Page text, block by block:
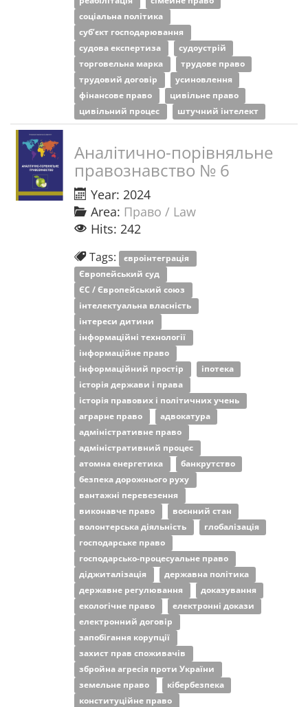
соціальна політика
суб’єкт господарювання
судова експертиза
судоустрій
торговельна марка
трудове право
трудовий договір
усиновлення
фінансове право
цивільне право
цивільний процес
штучний інтелект
Аналітично-порівняльне
правознавство № 6
Year: 2024
Area: Право / Law
Hits: 242
Tags: євроінтеграція
Європейський суд
ЄС / Європейський союз
інтелектуальна власність
інтереси дитини
інформаційні технології
інформаційне право
інформаційний простір
іпотека
історія держави і права
історія правових і політичних учень
аграрне право
адвокатура
адміністративне право
адміністративний процес
атомна енергетика
банкрутство
безпека дорожнього руху
вантажні перевезення
виконавче право
воєнний стан
волонтерська діяльність
глобалізація
господарське право
господарсько-процесуальне право
діджиталізація
державна політика
державне регулювання
доказування
екологічне право
електронні докази
електронний договір
запобігання корупції
захист прав споживачів
збройна агресія проти України
земельне право
кібербезпека
конституційне право